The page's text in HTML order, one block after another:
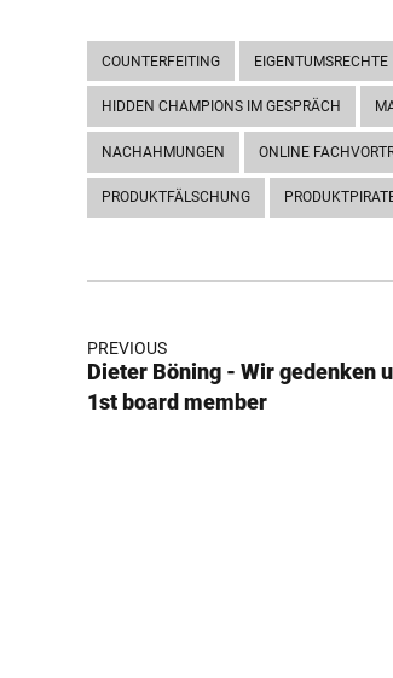
COUNTERFEITING EIGENTUMSRECHTE
HIDDEN CHAMPIONS IM GESPRÄCH
NACHAHMUNGEN ONLINE
PRODUKTFÄLSCHUNG
PREVIOUS
Dieter Böning - Wir gedenken
1st board member